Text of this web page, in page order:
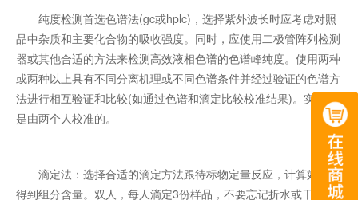
纯度检测首选色谱法(gc或hplc)，选择紫外波长时应考虑对照
品中杂质和主要化合物的吸收强度。同时，应使用二极管阵列检测
器或其他合适的方法来检测高效液相色谱的色谱峰纯度。使用两种
或两种以上具有不同分离机理或不同色谱条件并经过验证的色谱方
法进行相互验证和比较(如通过色谱和滴定比较校准结果)。实验也
是由两个人校准的。
滴定法：选择合适的滴定方法跟待标物定量反应，计算效价，
得到组分含量。双人，每人滴定3份样品，不要忘记折水或干燥失